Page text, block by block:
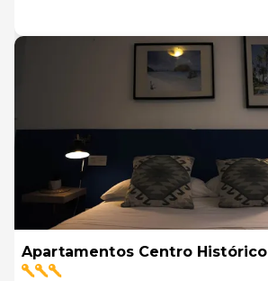
Apartamentos Centro Histórico